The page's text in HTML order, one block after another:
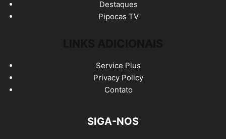
Destaques
Pipocas TV
Service Plus
Privacy Policy
Contato
SIGA-NOS